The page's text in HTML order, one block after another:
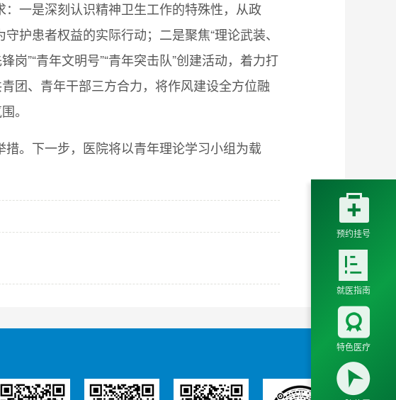
一是深刻认识精神卫生工作的特殊性，从政
护患者权益的实际行动；二是聚焦“理论武装、
”“青年文明号”“青年突击队”创建活动，着力打
团、青年干部三方合力，将作风建设全方位融
。
。下一步，医院将以青年理论学习小组为载

预约挂号

就医指南

特色医疗
